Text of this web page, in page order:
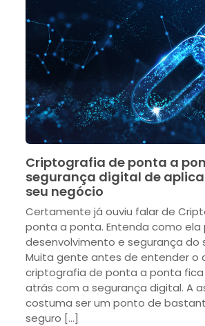
Criptografia de ponta a
segurança digital de
seu negócio
Certamente já ouviu falar de
ponta a ponta. Entenda como ela
desenvolvimento e segurança do
Muita gente antes de entender o
criptografia de ponta a ponta
atrás com a segurança digital. A
costuma ser um ponto de
seguro […]